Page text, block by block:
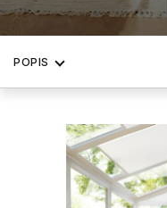
POPIS